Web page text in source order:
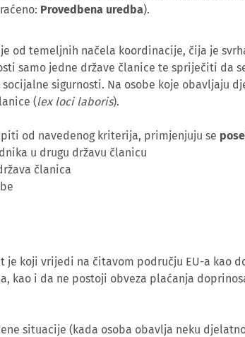
Provedbena uredba).
od temeljnih načela koordinacije, čija je
samo jedne države članice te spriječiti da
sigurnosti. Na osobe koje obavljaju
(lex loci laboris).
od navedenog kriterija, primjenjuju se
u drugu državu članicu
članica
je koji vrijedi na čitavom području EU-a kao
kao i da ne postoji obveza plaćanja
situacije (kada osoba obavlja neku